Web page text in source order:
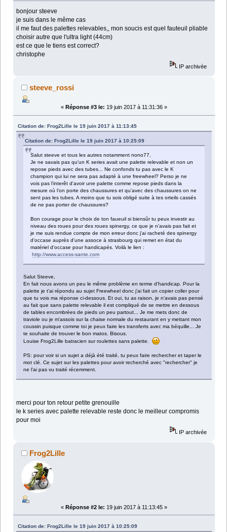
bonjour steeve
je suis dans le même cas
il me faut des palettes relevables,, mon soucis est quel fauteuil pliable
choisir autre que l'ultra light (44cm)
est ce que le tiens est correct?
christophe
IP archivée
steeve_rossi
« Réponse #3 le: 19 juin 2017 à 11:31:36 »
Citation de: Frog2Lille le 19 juin 2017 à 11:13:45
Citation de: Frog2Lille le 19 juin 2017 à 10:25:09
Salut steeve et tous les autres notamment nono77,
Je ne savais pas qu'un K series avait une palette relevable et non un
repose pieds avec des tubes... Ne confonds tu pas avec le K
champion qui lui ne sera pas adapté à une freewheel? Perso je ne
vois pas l'interêt d'avoir une palette comme repose pieds dans la
mesure où l'on porte des chaussures et qu'avec des chaussures on ne
sent pas les tubes. A moins que tu sois obligé suite à tes orteils cassés
de ne pas porter de chaussures?
Bon courage pour le choix de ton faueuil si biensûr tu peux investir au
niveau des roues pour des roues spinergy, ce que je n'avais pas fait et
je me suis rendue compte de mon erreur donc j'ai racheté des spinergy
d'occase auprès d'une assoce à strasbourg qui remet en état du
matériel d'occase pour handicapés. Voilà le lien :
http://www.access-sante.com
Salut Steeve,
En fait nous avons un peu le même problème en terme d'handicap. Pour la
palette je t'ai répondu au sujet Freewheel donc j'ai fait un copier coller pour
que tu vois ma réponse ci-dessous. Et oui, tu as raison, je n'avais pas pensé
au fait que sans palette relevable il est compliqué de se mettre en dessous
de tables encombrées de pieds un peu partout... Je me mets donc de
traviole ou je m'assois sur la chaise normale du restaurant en y mettant mon
coussin puisque comme toi je peux faire les transferts avec ma béquille... Je
te souhaite de trouver le bon matos. Bisous.
Louise Frog2Lille batracien sur roulettes sans palette.
PS: pour voir si un sujet a déjà été traité, tu peux faire rechercher et taper le
mot clé. Ce sujet sur les palettes pour avoir recherché avec "rechercher" je
ne l'ai pas vu traité récemment.
merci pour ton retour petite grenouille
le k series avec palette relevable reste donc le meilleur compromis
pour moi
IP archivée
Frog2Lille
« Réponse #2 le: 19 juin 2017 à 11:13:45 »
Citation de: Frog2Lille le 19 juin 2017 à 10:25:09